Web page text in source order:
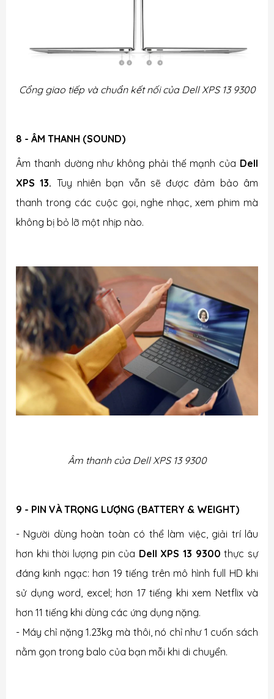
Cổng giao tiếp và chuẩn kết nối của Dell XPS 13 9300
8 - ÂM THANH (SOUND)
Âm thanh dường như không phải thế mạnh của Dell
XPS 13. Tuy nhiên bạn vẫn sẽ được đảm bảo âm
thanh trong các cuộc gọi, nghe nhạc, xem phim mà
không bị bỏ lỡ một nhịp nào.
Âm thanh của Dell XPS 13 9300
9 - PIN VÀ TRỌNG LƯỢNG (BATTERY & WEIGHT)
- Người dùng hoàn toàn có thể làm việc, giải trí lâu
hơn khi thời lượng pin của Dell XPS 13 9300thực sự
đáng kinh ngạc: hơn 19 tiếng trên mô hình full HD khi
sử dụng word, excel; hơn 17 tiếng khi xem Netflix và
hơn 11 tiếng khi dùng các ứng dụng nặng.
- Máy chỉ nặng 1.23kg mà thôi, nó chỉ như 1 cuốn sách
nằm gọn trong balo của bạn mỗi khi di chuyển.